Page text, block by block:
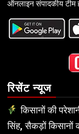
ऑनलाइन संपादकीय टीम
रिसेंट न्यूज
किसानों की
सिंह, सैकड़ों किसानों